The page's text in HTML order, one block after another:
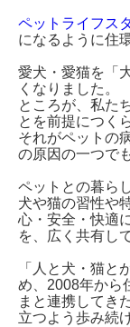
ペットライフス
になるように住
愛犬・愛猫を「
くなりました。
ところが、私た
とを前提につく
それがペットの
の原因の一つで
ペットとの暮ら
犬や猫の習性や
心・安全・快適
を、広く共有し
「人と犬・猫と
め、2008年から
まと連携してき
立つよう歩み続